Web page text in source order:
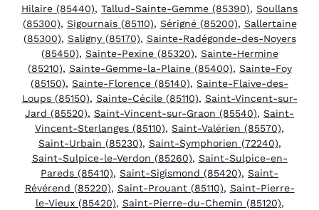
Hilaire (85440), Tallud-Sainte-Gemme (85390), Soullans
(85300), Sigournais (85110), Sérigné (85200), Sallertaine
(85300), Saligny (85170), Sainte-Radégonde-des-Noyers
(85450), Sainte-Pexine (85320), Sainte-Hermine
(85210), Sainte-Gemme-la-Plaine (85400), Sainte-Foy
(85150), Sainte-Florence (85140), Sainte-Flaive-des-
Loups (85150), Sainte-Cécile (85110), Saint-Vincent-sur-
Jard (85520), Saint-Vincent-sur-Graon (85540), Saint-
Vincent-Sterlanges (85110), Saint-Valérien (85570),
Saint-Urbain (85230), Saint-Symphorien (72240),
Saint-Sulpice-le-Verdon (85260), Saint-Sulpice-en-
Pareds (85410), Saint-Sigismond (85420), Saint-
Révérend (85220), Saint-Prouant (85110), Saint-Pierre-
le-Vieux (85420), Saint-Pierre-du-Chemin (85120),